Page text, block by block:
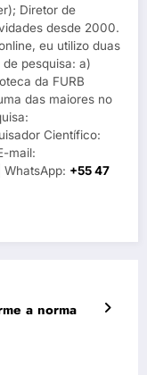
Diretor de
desde 2000.
eu utilizo duas
pesquisa: a)
da FURB
das maiores no
Científico:
mail:
+55 47
a norma